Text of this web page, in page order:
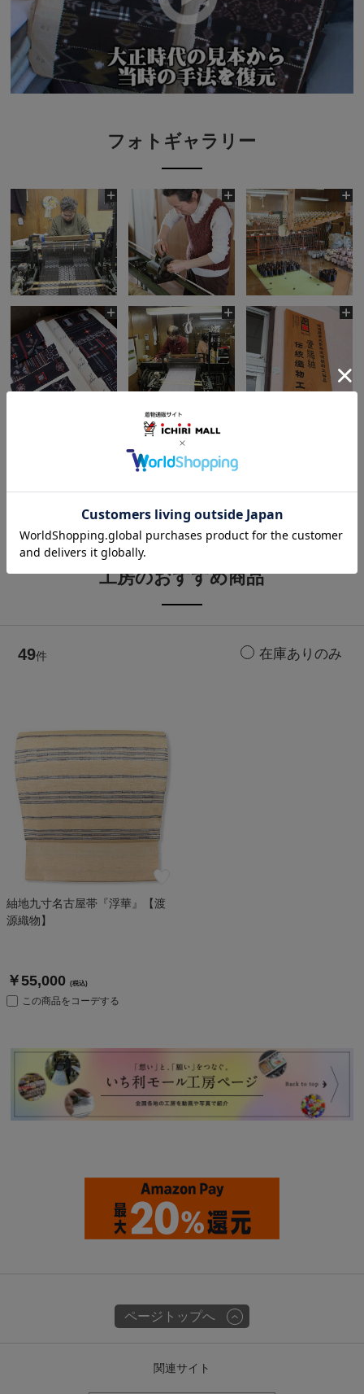
フォトギャラリー
工房のおすすめ商品
49件
紬地九寸名古屋帯『浮華』【渡
源織物】
￥55,000 (税込)
この商品をコーデする
ページトップへ
関連サイト